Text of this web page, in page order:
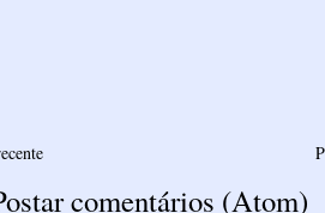
comentários (Atom)